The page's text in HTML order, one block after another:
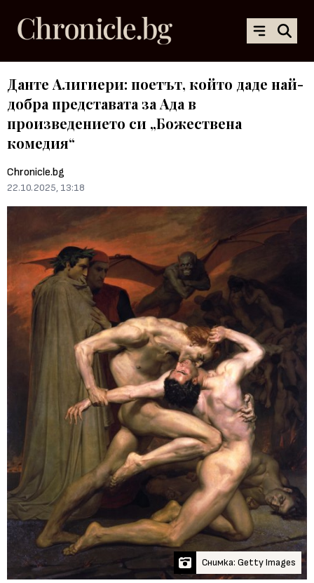
Данте Алигиери: поетът, който даде най-
добра представата за Ада в
произведението си „Божествена
комедия“
Chronicle.bg
22.10.2025, 13:18
Снимка: Getty Images